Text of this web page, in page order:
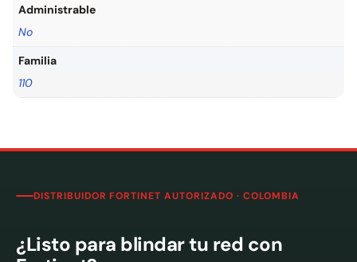
Administrable
No
Familia
110
DISTRIBUIDOR FORTINET AUTORIZADO · COLOMBIA
¿Listo para blindar tu red con